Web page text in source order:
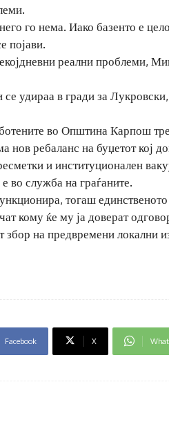
го нема. Иако базенто е
појави.
реални проблеми,
в гради за Лукровски,
во Општина Карпош
нов ребаланс на буџетот кој
и институционален
во служба на граѓаните.
тогаш
кому ќе му ја доверат
збор на предвремени локални
Facebook X